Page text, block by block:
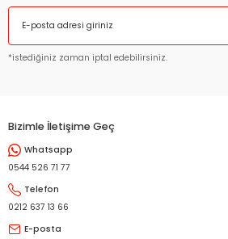
Ürün bilgilerinde hatalar bulunuyor.
Ürün fiyatı diğer sitelerden daha pahalı.
*istediğiniz zaman iptal edebilirsiniz.
Bizimle İletişime Geç
Whatsapp
0544 526 71 77
Telefon
0212 637 13 66
E-posta